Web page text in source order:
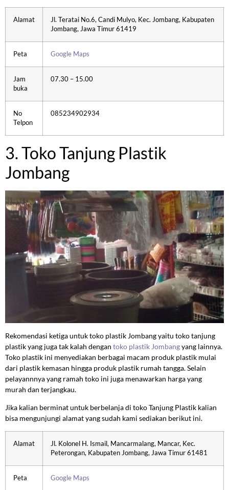
Alamat
Jl. Teratai No.6, Candi Mulyo, Kec. Jombang, Kabupaten
Jombang, Jawa Timur 61419
Peta Google Maps
Jam
buka
07.30 – 15.00
No
Telpon
085234902934
3. Toko Tanjung Plastik
Jombang
Rekomendasi ketiga untuk toko plastik Jombang yaitu toko tanjung
plastik yang juga tak kalah dengan toko plastik Jombangyang lainnya.
Toko plastik ini menyediakan berbagai macam produk plastik mulai
dari plastik kemasan hingga produk plastik rumah tangga. Selain
pelayannnya yang ramah toko ini juga menawarkan harga yang
murah dan terjangkau.
Jika kalian berminat untuk berbelanja di toko Tanjung Plastik kalian
bisa mengunjungi alamat yang sudah kami sediakan berikut ini.
Alamat
Jl. Kolonel H. Ismail, Mancarmalang, Mancar, Kec.
Peterongan, Kabupaten Jombang, Jawa Timur 61481
Peta Google Maps